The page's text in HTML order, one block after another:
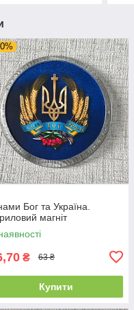
Бог та Україна.
магніт
₴ 63 ₴
Купити